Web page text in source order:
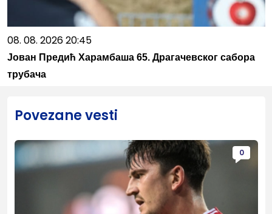
08. 08. 2026 20:45
Јован Предић Харамбаша 65. Драгачевског сабора
трубача
Povezane vesti
0